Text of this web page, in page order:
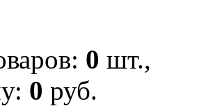
0 шт.,
0 руб.